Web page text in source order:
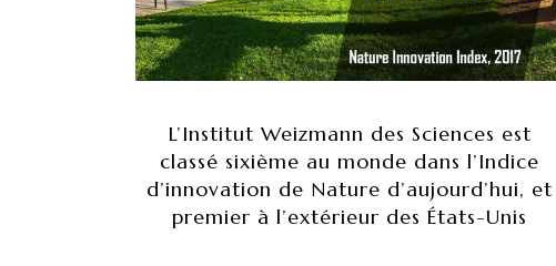
L’Institut Weizmann des Sciences est
classé sixième au monde dans l’Indice
d’innovation de Nature d’aujourd’hui, et
premier à l’extérieur des États-Unis